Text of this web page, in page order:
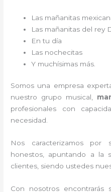
Las mañanitas
Las mañanitas del rey
En tu día
Las nochecitas
Y muchísimas más.
Somos una empresa
nuestro grupo musical,
profesionales con
necesidad.
Nos caracterizamos por
honestos, apuntando a la
clientes, siendo ustedes
Con nosotros encontrarás